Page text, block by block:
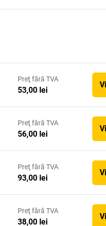
Preţ fără TVA
53,00 lei
Preţ fără TVA
56,00 lei
Preţ fără TVA
93,00 lei
Preţ fără TVA
38,00 lei